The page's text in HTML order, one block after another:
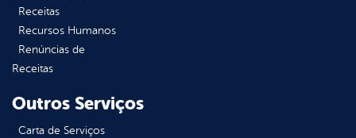
Receitas
Recursos Humanos
Renúncias de
Receitas
Outros Serviços
Carta de Serviços